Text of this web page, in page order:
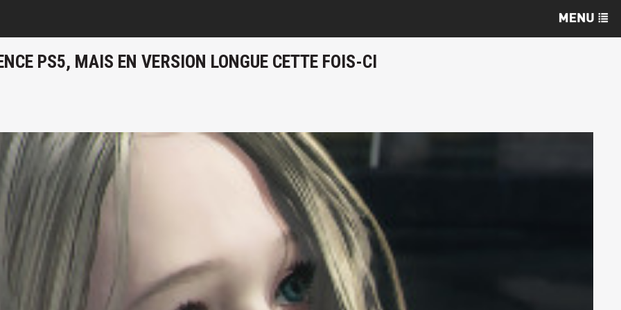
PS5, MAIS EN VERSION LONGUE CETTE FOIS-CI